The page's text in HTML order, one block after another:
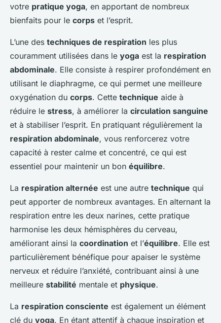
votre pratique yoga, en apportant de nombreux
bienfaits pour le corps et l’esprit.
L’une des techniques de respiration les plus
couramment utilisées dans le yoga est la respiration
abdominale. Elle consiste à respirer profondément en
utilisant le diaphragme, ce qui permet une meilleure
oxygénation du corps. Cette technique aide à
réduire le stress, à améliorer la circulation sanguine
et à stabiliser l’esprit. En pratiquant régulièrement la
respiration abdominale, vous renforcerez votre
capacité à rester calme et concentré, ce qui est
essentiel pour maintenir un bon équilibre.
La respiration alternée est une autre technique qui
peut apporter de nombreux avantages. En alternant la
respiration entre les deux narines, cette pratique
harmonise les deux hémisphères du cerveau,
améliorant ainsi la coordination et l’équilibre. Elle est
particulièrement bénéfique pour apaiser le système
nerveux et réduire l’anxiété, contribuant ainsi à une
meilleure stabilité mentale et physique.
La respiration consciente est également un élément
clé du yoga. En étant attentif à chaque inspiration et